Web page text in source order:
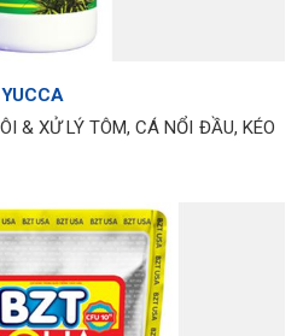
YUCCA
& XỬ LÝ TÔM, CÁ NỔI ĐẦU, KÉO